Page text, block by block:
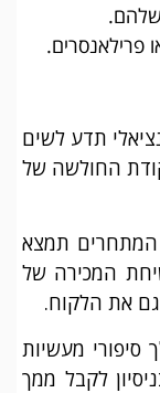
פרילאנסרים.
תדע לשים
החולשה של
תמצא
המכירה של
את הלקוח.
סיפורי מעשיות
לקבל ממך